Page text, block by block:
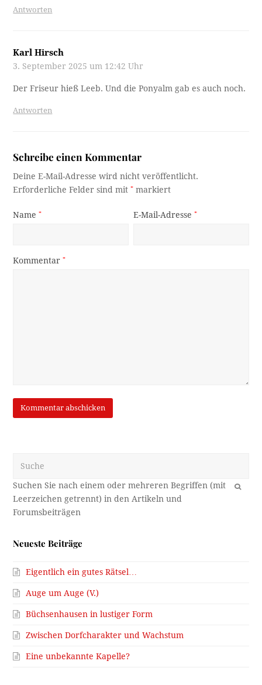
Antworten
Karl Hirsch
3. September 2025 um 12:42 Uhr
Der Friseur hieß Leeb. Und die Ponyalm gab es auch noch.
Antworten
Schreibe einen Kommentar
Deine E-Mail-Adresse wird nicht veröffentlicht.
Erforderliche Felder sind mit* markiert
Name* E-Mail-Adresse*
Kommentar*
OK
Neueste Beiträge
Eigentlich ein gutes Rätsel…
Auge um Auge (V.)
Büchsenhausen in lustiger Form
Zwischen Dorfcharakter und Wachstum
Eine unbekannte Kapelle?